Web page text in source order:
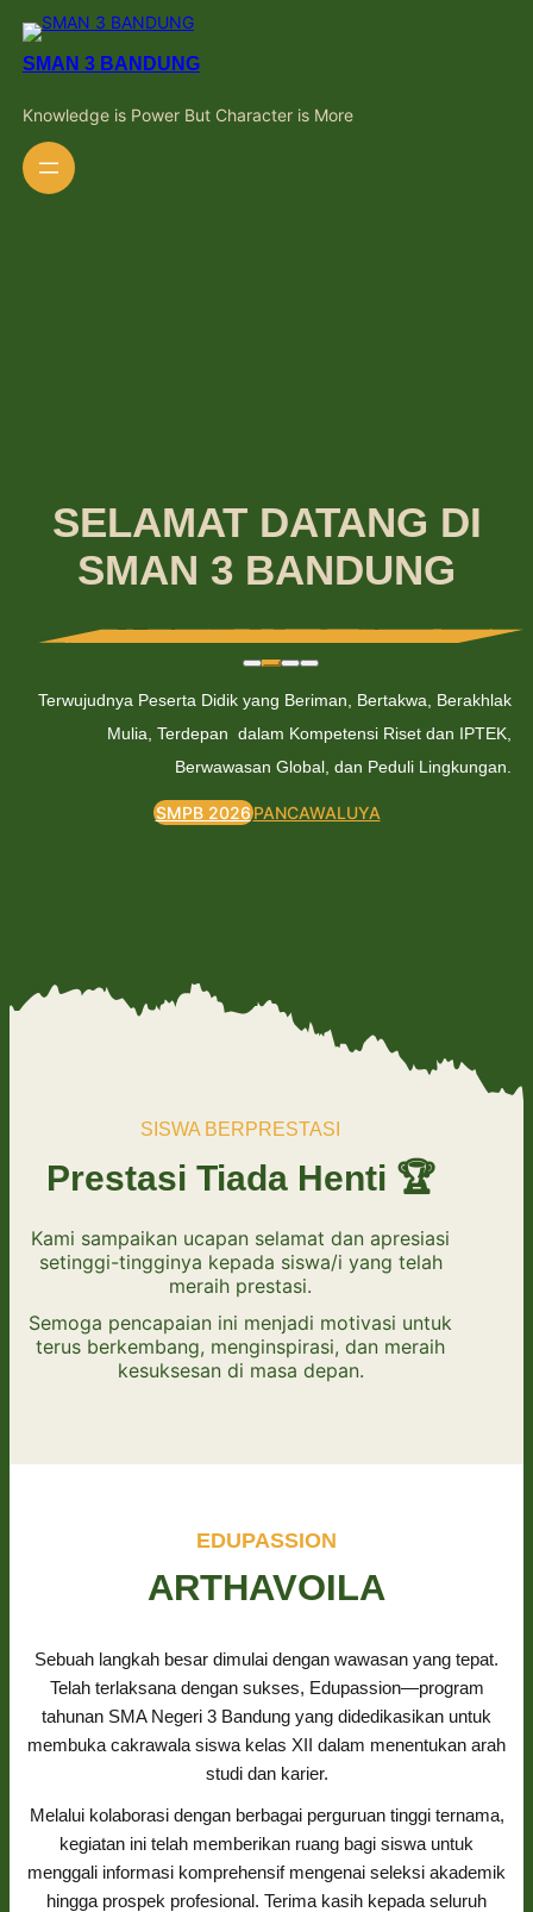
Skip
to
content
SMAN 3 BANDUNG
Knowledge is Power But Character is More
SELAMAT DATANG DI
SMAN 3 BANDUNG
Terwujudnya Peserta Didik yang Beriman, Bertakwa, Berakhlak
Mulia, Terdepan dalam Kompetensi Riset dan IPTEK,
Berwawasan Global, dan Peduli Lingkungan.
SMPB 2026PANCAWALUYA
SISWA BERPRESTASI
Prestasi Tiada Henti 🏆
Kami sampaikan ucapan selamat dan apresiasi
setinggi-tingginya kepada siswa/i yang telah
meraih prestasi.
Semoga pencapaian ini menjadi motivasi untuk
terus berkembang, menginspirasi, dan meraih
kesuksesan di masa depan.
EDUPASSION
ARTHAVOILA
Sebuah langkah besar dimulai dengan wawasan yang tepat.
Telah terlaksana dengan sukses, Edupassion—program
tahunan SMA Negeri 3 Bandung yang didedikasikan untuk
membuka cakrawala siswa kelas XII dalam menentukan arah
studi dan karier.
Melalui kolaborasi dengan berbagai perguruan tinggi ternama,
kegiatan ini telah memberikan ruang bagi siswa untuk
menggali informasi komprehensif mengenai seleksi akademik
hingga prospek profesional. Terima kasih kepada seluruh